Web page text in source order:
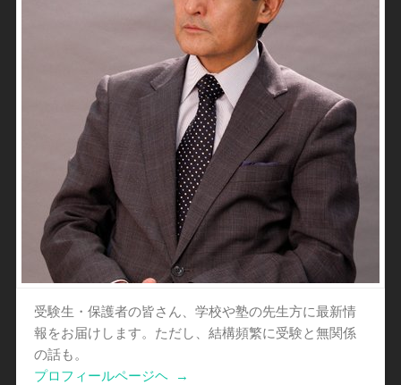
受験生・保護者の皆さん、学校や塾の先生方に最新情
報をお届けします。ただし、結構頻繁に受験と無関係
の話も。
プロフィールページヘ
→